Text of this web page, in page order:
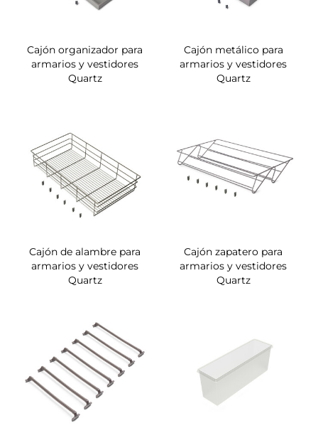
Cajón organizador para
armarios y vestidores
Quartz
Cajón metálico para
armarios y vestidores
Quartz
Cajón de alambre para
armarios y vestidores
Quartz
Cajón zapatero para
armarios y vestidores
Quartz